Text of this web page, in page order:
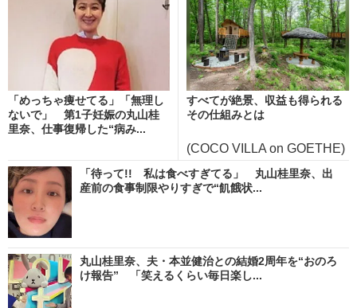
「めっちゃ痩せてる」「無理し
ないで」 第1子妊娠の丸山桂
里奈、仕事復帰した“病み...
すべてが絶景、収益も得られる
その仕組みとは
(COCO VILLA on GOETHE)
「待って!! 私は食べすぎてる」 丸山桂里奈、出
産前の食事制限やりすぎで“飢餓状...
丸山桂里奈、夫・本並健治との結婚2周年を“おのろ
け報告” 「笑えるくらい毎日楽し...